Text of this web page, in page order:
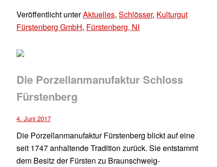
Veröffentlicht unterAktuelles, Schlösser, Kulturgut
Fürstenberg GmbH, Fürstenberg, NI
Die Porzellanmanufaktur Schloss
Fürstenberg
4. Juni 2017
Die Porzellanmanufaktur Fürstenberg blickt auf eine
seit 1747 anhaltende Tradition zurück. Sie entstammt
dem Besitz der Fürsten zu Braunschweig-